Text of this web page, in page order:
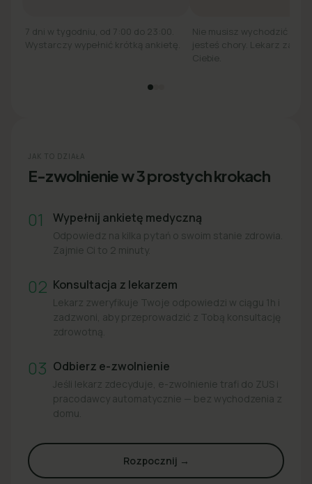
7 dni w tygodniu, od 7:00 do 23:00.
Wystarczy wypełnić krótką ankietę.
Nie musisz wychodzić z
jesteś chory. Lekarz
Ciebie.
JAK TO DZIAŁA
E-zwolnienie w 3 prostych krokach
01 Wypełnij ankietę medyczną
Odpowiedz na kilka pytań o swoim stanie zdrowia.
Zajmie Ci to 2 minuty.
02 Konsultacja z lekarzem
Lekarz zweryfikuje Twoje odpowiedzi w ciągu 1h i
zadzwoni, aby przeprowadzić z Tobą konsultację
zdrowotną.
03 Odbierz e-zwolnienie
Jeśli lekarz zdecyduje, e-zwolnienie trafi do ZUS i
pracodawcy automatycznie — bez wychodzenia z
domu.
Rozpocznij →